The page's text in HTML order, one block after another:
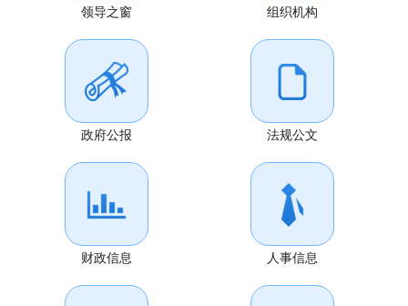
领导之窗 组织机构
政府公报 法规公文
财政信息 人事信息